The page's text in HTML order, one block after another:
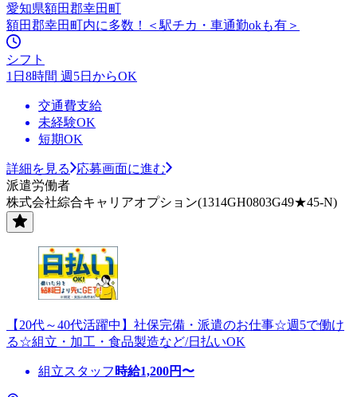
愛知県額田郡幸田町
額田郡幸田町内に多数！＜駅チカ・車通勤okも有＞
シフト
1日8時間 週5日からOK
交通費支給
未経験OK
短期OK
詳細を見る
応募画面に進む
派遣労働者
株式会社綜合キャリアオプション(1314GH0803G49★45-N)
【20代～40代活躍中】社保完備・派遣のお仕事☆週5で働け
る☆組立・加工・食品製造など/日払いOK
組立スタッフ 時給1,200円〜